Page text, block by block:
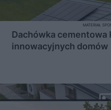
Dachówka cementowa
innowacyjnych domów
MATERIAŁ